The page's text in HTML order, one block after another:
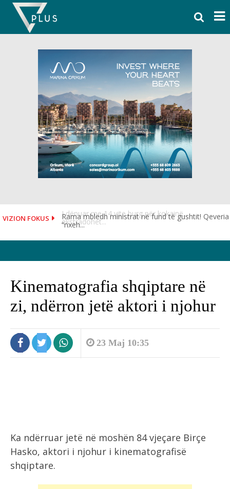
Skip
content
VIZION FOKUS
Rama mbledh ministrat në fund të gushtit! Qeveria
“nxeh...
Kinematografia shqiptare në
zi, ndërron jetë aktori i njohur
23 Maj 10:35
Ka ndërruar jetë në moshën 84 vjeçare Birçe
Hasko, aktori i njohur i kinematografisë
shqiptare.